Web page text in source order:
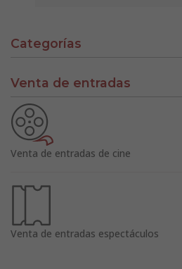
Categorías
Venta de entradas
Venta de entradas de cine
Venta de entradas espectáculos